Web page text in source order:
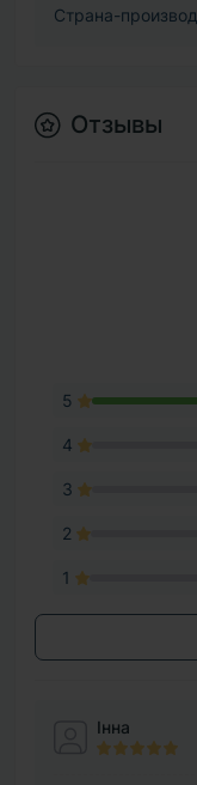
Страна-
Отзывы
5
4
3
2
1
Інна